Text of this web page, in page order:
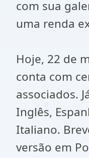
com sua
uma renda
Hoje, 22 de
conta com
associados.
Inglês,
Italiano.
versão em